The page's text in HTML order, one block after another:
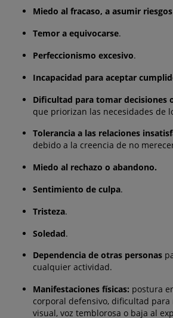
Miedo al fracaso, a asumir
Temor a equivocarse.
Perfeccionismo excesivo.
Incapacidad para aceptar
Dificultad para tomar decisiones
que priorizan las necesidades de
Tolerancia a las relaciones
debido a la creencia de no
Miedo al rechazo o abandono.
Sentimiento de culpa.
Tristeza.
Soledad.
Dependencia de otras personas
cualquier actividad.
Manifestaciones físicas: postura
corporal defensivo, dificultad
visual, voz temblorosa o baja al